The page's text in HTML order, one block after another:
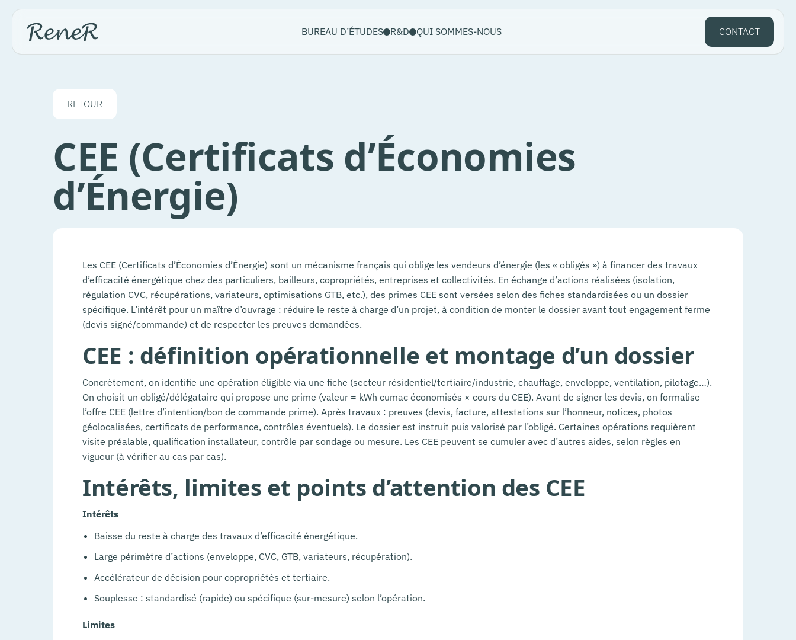
BUREAU D’ÉTUDES R&D QUI SOMMES-NOUS CONTACT
RETOUR
CEE (Certificats d’Économies
d’Énergie)
Les CEE (Certificats d’Économies d’Énergie) sont un mécanisme français qui oblige les vendeurs d’énergie (les « obligés ») à financer des travaux
d’efficacité énergétique chez des particuliers, bailleurs, copropriétés, entreprises et collectivités. En échange d’actions réalisées (isolation,
régulation CVC, récupérations, variateurs, optimisations GTB, etc.), des primes CEE sont versées selon des fiches standardisées ou un dossier
spécifique. L’intérêt pour un maître d’ouvrage : réduire le reste à charge d’un projet, à condition de monter le dossier avant tout engagement ferme
(devis signé/commande) et de respecter les preuves demandées.
CEE : définition opérationnelle et montage d’un dossier
Concrètement, on identifie une opération éligible via une fiche (secteur résidentiel/tertiaire/industrie, chauffage, enveloppe, ventilation, pilotage…).
On choisit un obligé/délégataire qui propose une prime (valeur = kWh cumac économisés × cours du CEE). Avant de signer les devis, on formalise
l’offre CEE (lettre d’intention/bon de commande prime). Après travaux : preuves (devis, facture, attestations sur l’honneur, notices, photos
géolocalisées, certificats de performance, contrôles éventuels). Le dossier est instruit puis valorisé par l’obligé. Certaines opérations requièrent
visite préalable, qualification installateur, contrôle par sondage ou mesure. Les CEE peuvent se cumuler avec d’autres aides, selon règles en
vigueur (à vérifier au cas par cas).
Intérêts, limites et points d’attention des CEE
Intérêts
Baisse du reste à charge des travaux d’efficacité énergétique.
Large périmètre d’actions (enveloppe, CVC, GTB, variateurs, récupération).
Accélérateur de décision pour copropriétés et tertiaire.
Souplesse : standardisé (rapide) ou spécifique (sur-mesure) selon l’opération.
Limites